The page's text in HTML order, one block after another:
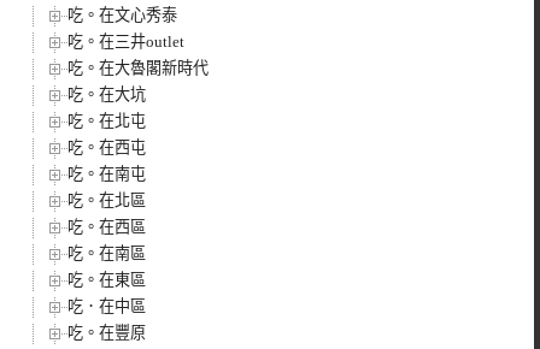
吃。在文心秀泰
吃。在三井outlet
吃。在大魯閣新時代
吃。在大坑
吃。在北屯
吃。在西屯
吃。在南屯
吃。在北區
吃。在西區
吃。在南區
吃。在東區
吃．在中區
吃。在豐原